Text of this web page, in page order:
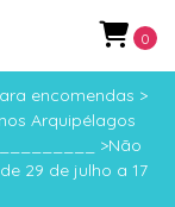
encomendas >
Arquipélagos
>Não
29 de julho a 17
0